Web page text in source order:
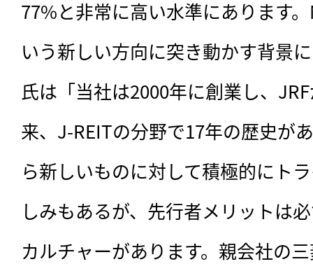
77%と非常に高い水準にあります
いう新しい方向に突き動かす背景
氏は「当社は2000年に創業し、
来、J-REITの分野で17年の歴史が
ら新しいものに対して積極的にト
しみもあるが、先行者メリットは
カルチャーがあります。親会社の